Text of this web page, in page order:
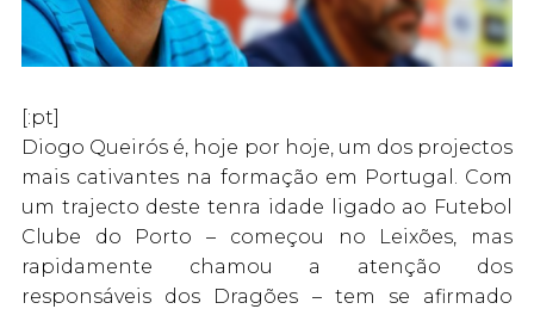
[:pt]
Diogo Queirós é, hoje por hoje, um dos projectos
mais cativantes na formação em Portugal. Com
um trajecto deste tenra idade ligado ao Futebol
Clube do Porto – começou no Leixões, mas
rapidamente chamou a atenção dos
responsáveis dos Dragões – tem se afirmado